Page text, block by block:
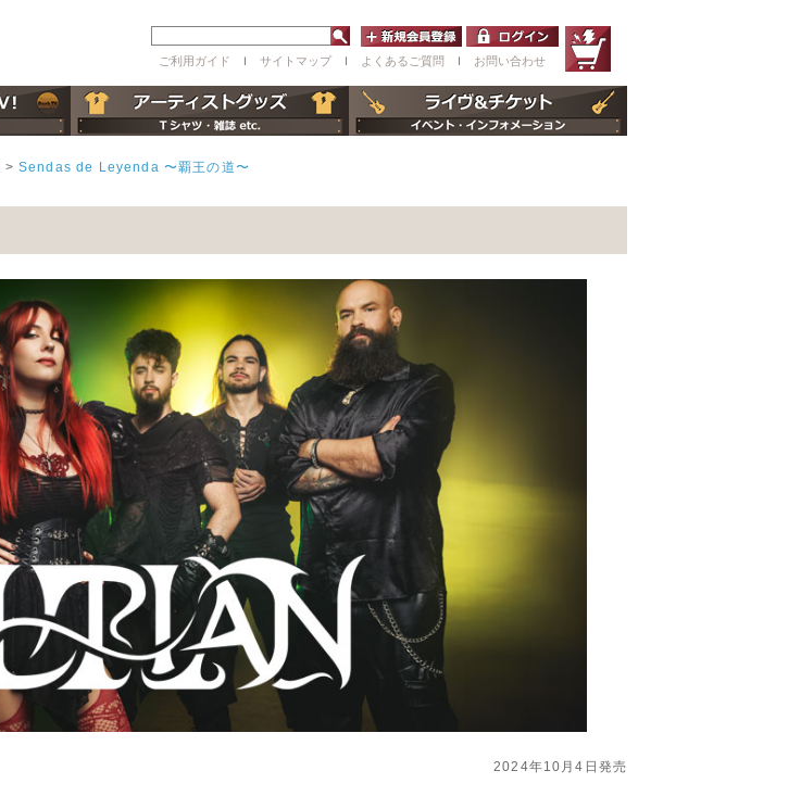
ご利用ガイド ｌ サイトマップ ｌ よくあるご質問 ｌ お問い合わせ
> Sendas de Leyenda 〜覇王の道〜
2024年10月4日発売